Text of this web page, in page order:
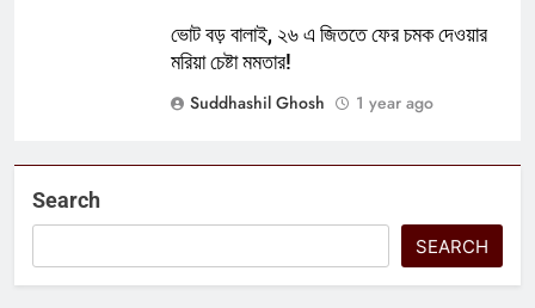
ভোট বড় বালাই, ২৬ এ জিততে ফের চমক দেওয়ার
মরিয়া চেষ্টা মমতার!
Suddhashil Ghosh
1 year ago
Search
SEARCH